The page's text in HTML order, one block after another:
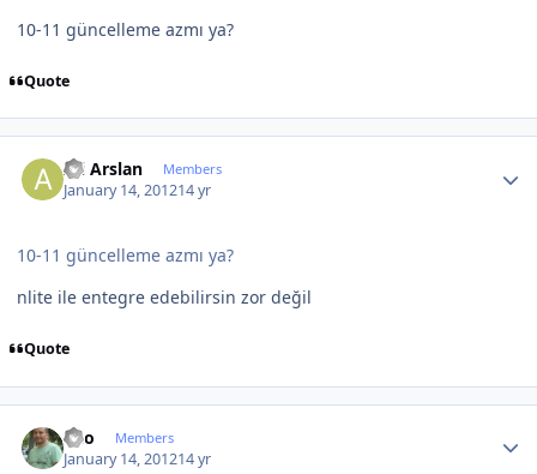
10-11 güncelleme azmı ya?
Quote
Ali Arslan Members
January 14, 201214 yr
10-11 güncelleme azmı ya?
nlite ile entegre edebilirsin zor değil
Quote
eko Members
January 14, 201214 yr